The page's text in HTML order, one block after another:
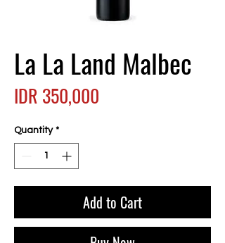
La La Land Malbec
IDR 350,000
Quantity *
Add to Cart